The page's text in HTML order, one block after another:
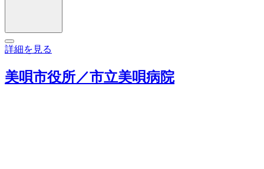
詳細を見る
美唄市役所／市立美唄病院